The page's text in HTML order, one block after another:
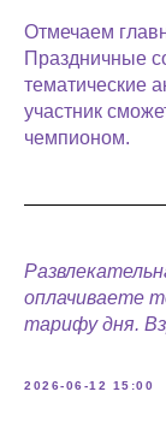
Отмечаем
Праздничные
тематические
участник
чемпионом.
оплачиваете
тарифу дня.
2026-06-12 15:00